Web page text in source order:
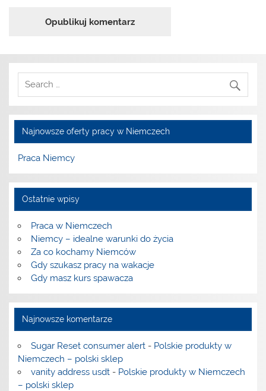
Najnowsze oferty pracy w Niemczech
Praca Niemcy
Ostatnie wpisy
Praca w Niemczech
Niemcy – idealne warunki do życia
Za co kochamy Niemców
Gdy szukasz pracy na wakacje
Gdy masz kurs spawacza
Najnowsze komentarze
Sugar Reset consumer alert- Polskie produkty w
Niemczech – polski sklep
vanity address usdt- Polskie produkty w Niemczech
– polski sklep